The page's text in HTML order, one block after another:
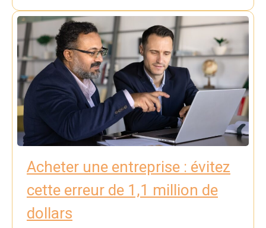
Acheter une entreprise : évitez
cette erreur de 1,1 million de
dollars